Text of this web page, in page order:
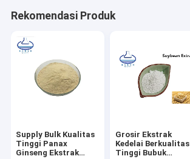
Rekomendasi Produk
Supply Bulk Kualitas
Tinggi Panax
Ginseng Ekstrak
Grosir Ekstrak
Kedelai Berkualitas
Tinggi Bubuk